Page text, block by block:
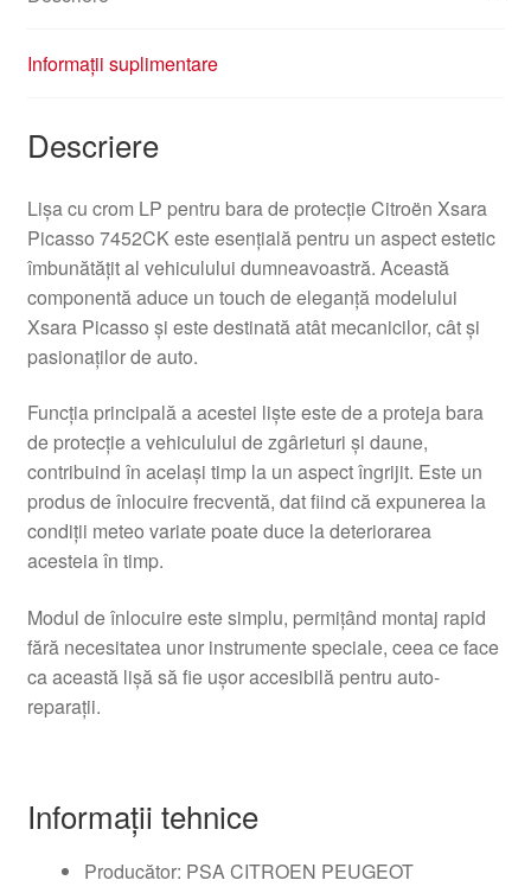
Informații suplimentare
Descriere
Lișa cu crom LP pentru bara de protecție Citroën Xsara
Picasso 7452CK este esențială pentru un aspect estetic
îmbunătățit al vehiculului dumneavoastră. Această
componentă aduce un touch de eleganță modelului
Xsara Picasso și este destinată atât mecanicilor, cât și
pasionaților de auto.
Funcția principală a acestei liște este de a proteja bara
de protecție a vehiculului de zgârieturi și daune,
contribuind în același timp la un aspect îngrijit. Este un
produs de înlocuire frecventă, dat fiind că expunerea la
condiții meteo variate poate duce la deteriorarea
acesteia în timp.
Modul de înlocuire este simplu, permițând montaj rapid
fără necesitatea unor instrumente speciale, ceea ce face
ca această lișă să fie ușor accesibilă pentru auto-
reparații.
Informații tehnice
Producător: PSA CITROEN PEUGEOT